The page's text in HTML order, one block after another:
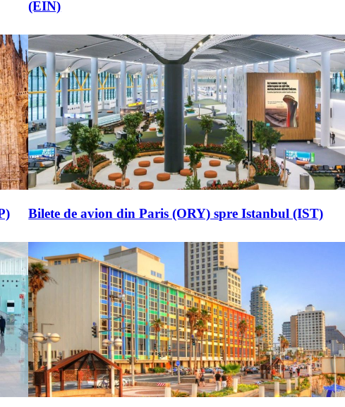
(EIN)
Bilete de avion din Paris (ORY) spre Istanbul (IST)